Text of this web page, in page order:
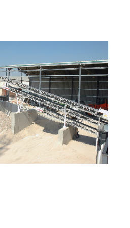
que hacen los usuarios del
se analiza su navegación en
fin de mejorar la oferta de
le ofrecemos.
eficaz posible, de los espacios
el editor haya incluido en
o plataforma desde la que
en base a criterios como el
en la que se muestran
comportamental: Son
gestión, de la forma más eficaz
que, en su caso, el